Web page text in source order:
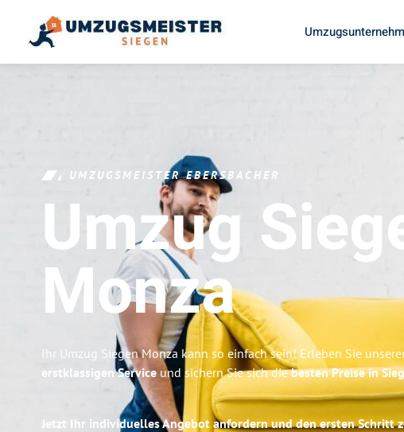
UMZUGSMEISTER EBERSBACHER
Umzug
Monza
Ihr Umzug Siegen Monza kann so einfach sein! Erleben Sie
erstklassigen Service und sichern Sie sich diebesten Preise in
Jetzt Ihr individuelles Angebot anfordern und den ersten Schritt